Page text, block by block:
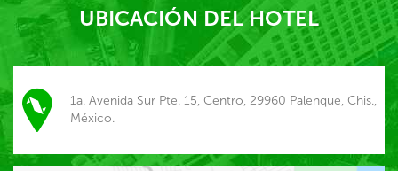
UBICACIÓN DEL HOTEL
1a. Avenida Sur Pte. 15, Centro, 29960 Palenque, Chis.,
México.